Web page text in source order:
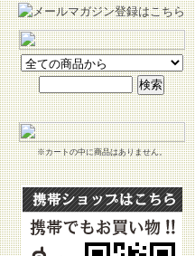
※カートの中に商品はありません。